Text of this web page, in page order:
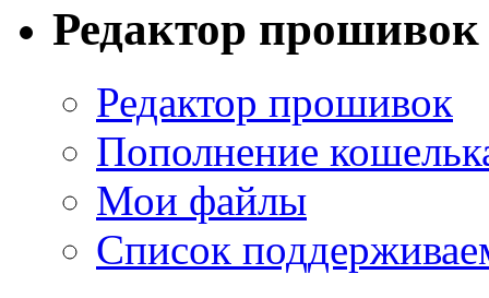
Редактор прошивок
Редактор прошивок
Пополнение
Мои файлы
Список